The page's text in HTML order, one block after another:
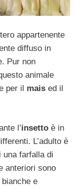
appartenente
diffuso in
Pur non
animale
per il mais ed il
l’insetto è in
L’adulto è
una farfalla di
anteriori sono
e